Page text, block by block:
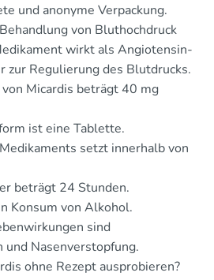
und anonyme Verpackung.
von Bluthochdruck
wirkt als Angiotensin-
zur Regulierung des Blutdrucks.
Micardis beträgt 40 mg
ist eine Tablette.
setzt innerhalb von
beträgt 24 Stunden.
Konsum von Alkohol.
sind
und Nasenverstopfung.
ohne Rezept ausprobieren?